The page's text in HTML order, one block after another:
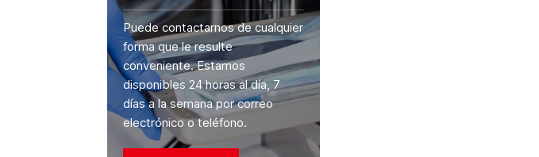
Puede contactarnos de cualquier
forma que le resulte
conveniente. Estamos
disponibles 24 horas al día, 7
días a la semana por correo
electrónico o teléfono.